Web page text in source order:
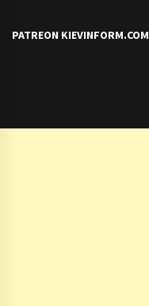
PATREON KIEVINFORM.COM